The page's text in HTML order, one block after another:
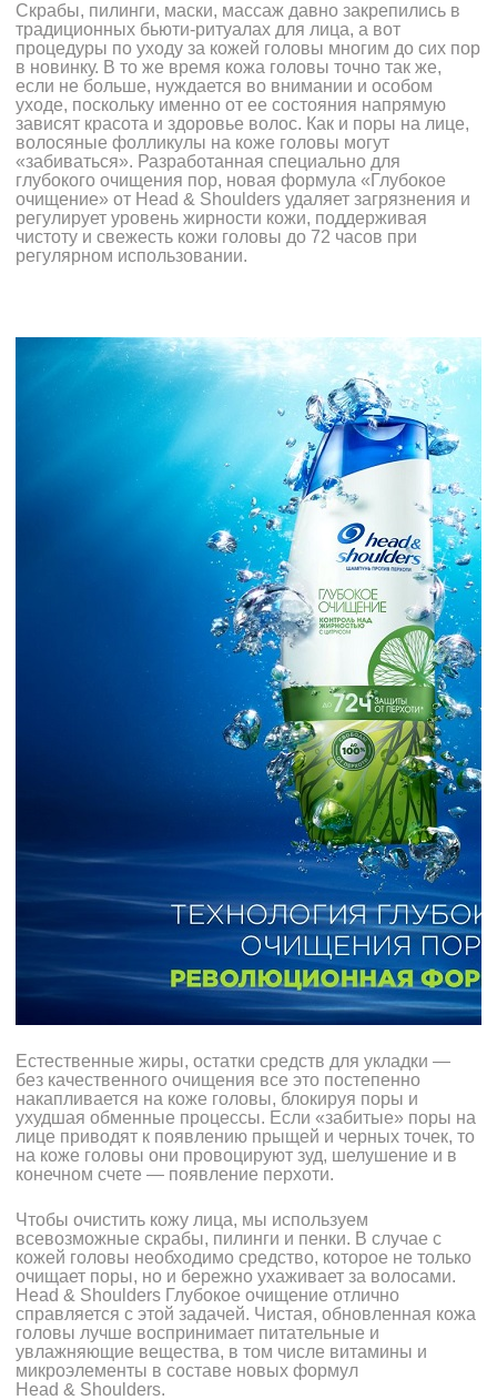
Скрабы, пилинги, маски, массаж давно закрепились в
традиционных бьюти-ритуалах для лица, а вот
процедуры по уходу за кожей головы многим до сих пор
в новинку. В то же время кожа головы точно так же,
если не больше, нуждается во внимании и особом
уходе, поскольку именно от ее состояния напрямую
зависят красота и здоровье волос. Как и поры на лице,
волосяные фолликулы на коже головы могут
«забиваться». Разработанная специально для
глубокого очищения пор, новая формула «Глубокое
очищение» от Head & Shoulders удаляет загрязнения и
регулирует уровень жирности кожи, поддерживая
чистоту и свежесть кожи головы до 72 часов при
регулярном использовании.
Естественные жиры, остатки средств для укладки —
без качественного очищения все это постепенно
накапливается на коже головы, блокируя поры и
ухудшая обменные процессы. Если «забитые» поры на
лице приводят к появлению прыщей и черных точек, то
на коже головы они провоцируют зуд, шелушение и в
конечном счете — появление перхоти.
Чтобы очистить кожу лица, мы используем
всевозможные скрабы, пилинги и пенки. В случае с
кожей головы необходимо средство, которое не только
очищает поры, но и бережно ухаживает за волосами.
Head & Shoulders Глубокое очищение отлично
справляется с этой задачей. Чистая, обновленная кожа
головы лучше воспринимает питательные и
увлажняющие вещества, в том числе витамины и
микроэлементы в составе новых формул
Head & Shoulders.